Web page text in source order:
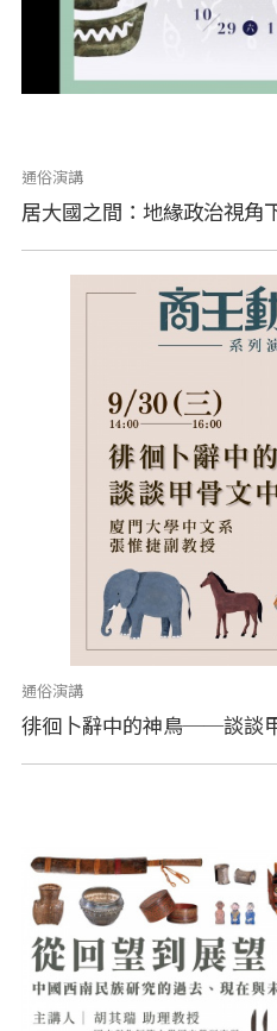
通俗演講
居大國之間：地緣政治視角
通俗演講
徘徊卜辭中的神鳥──談談